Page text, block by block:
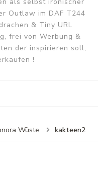
Outlaw im DAF T244
& Tiny URL
frei von Werbung &
der inspirieren soll,
!
Wüste
kakteen2